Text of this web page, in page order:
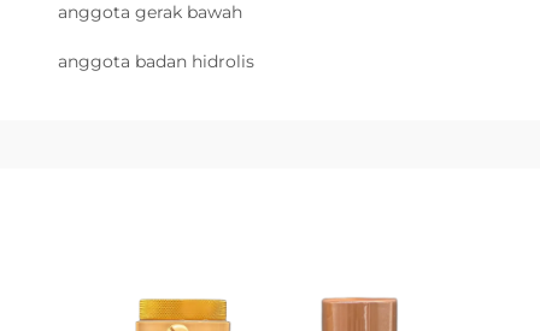
anggota gerak bawah
anggota badan hidrolis